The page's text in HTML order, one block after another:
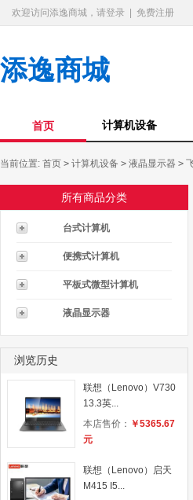
欢迎访问添逸商城，请登录 免费注册
添逸商城
首页 计算机设备
当前位置: 首页 > 计算机设备 > 液晶显示器 >
所有商品分类
台式计算机
便携式计算机
平板式微型计算机
液晶显示器
浏览历史
联想（Lenovo）V730
13.3英...
本店售价： ￥5365.67
元
联想（Lenovo）启天
M415 I5...